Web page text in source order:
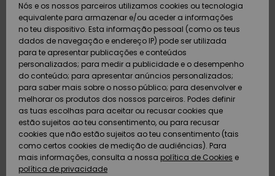
Calçado e
chinelos
Surfe/água
Snow
Artigos
recém-
chegados
Calçado e
chinelos
Surfe/água
Neve
Artigos
recém-
chegados
Highlights
Snow
SURF
Highlights
Community
SNOW
Criança
Snow Shop
Feminino
Highlights
Community
DUPLA
PROMO
Outlet
Mulher
AJUDA
Pagamento
Cartão
presente
Quiksilver
Freedom
Protecção de
dados
SUSTAINABILITY
Nós e os nossos parceiros utilizamos cookies ou tecnologia
equivalente para armazenar e/ou aceder a informações
no teu dispositivo. Esta informação pessoal (como os teus
dados de navegação e endereço IP) pode ser utilizada
para te apresentar publicações e conteúdos
personalizados; para medir a publicidade e o desempenho
do conteúdo; para apresentar anúncios personalizados;
para saber mais sobre o nosso público; para desenvolver e
melhorar os produtos dos nossos parceiros. Podes definir
as tuas escolhas para aceitar ou recusar cookies que
estão sujeitos ao teu consentimento, ou para recusar
cookies que não estão sujeitos ao teu consentimento (tais
como certos cookies de medição de audiências). Para
mais informações, consulta a nossa política de Cookies e
política de privacidade